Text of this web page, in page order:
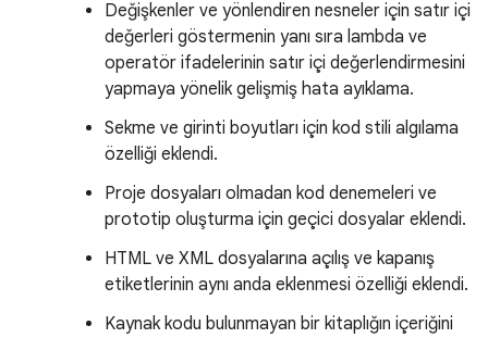
Değişkenler ve yönlendiren nesneler için satır içi
değerleri göstermenin yanı sıra lambda ve
operatör ifadelerinin satır içi değerlendirmesini
yapmaya yönelik gelişmiş hata ayıklama.
Sekme ve girinti boyutları için kod stili algılama
özelliği eklendi.
Proje dosyaları olmadan kod denemeleri ve
prototip oluşturma için geçici dosyalar eklendi.
HTML ve XML dosyalarına açılış ve kapanış
etiketlerinin aynı anda eklenmesi özelliği eklendi.
Kaynak kodu bulunmayan bir kitaplığın içeriğini